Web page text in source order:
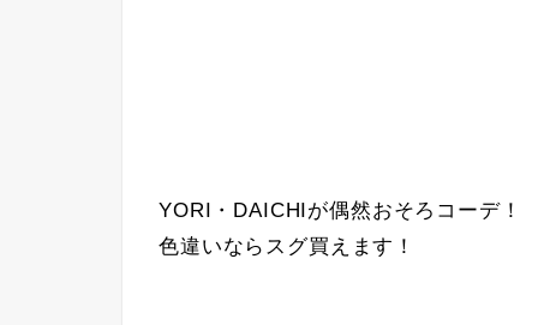
YORI・DAICHIが偶然おそろコーデ！
色違いならスグ買えます！